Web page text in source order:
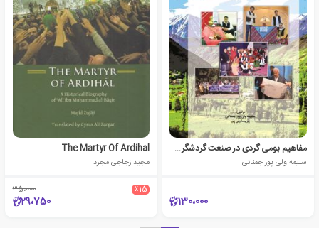
مفاهیم بومی گردی در صنعت گردشگری با نگاهی بر روستای ممشی مازندران
سلیمه ولی پور جمنانی
130،000
The Martyr Of Ardihal
مجید زجاجی مجرد
٪15 35،000
29،750